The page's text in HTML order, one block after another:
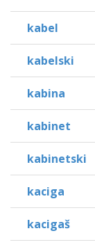
kabel
kabelski
kabina
kabinet
kabinetski
kaciga
kacigaš